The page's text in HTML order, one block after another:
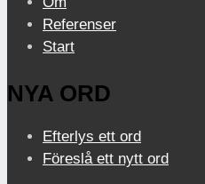
Referenser
Start
NYA ORD
Efterlys ett ord
Föreslå ett nytt ord